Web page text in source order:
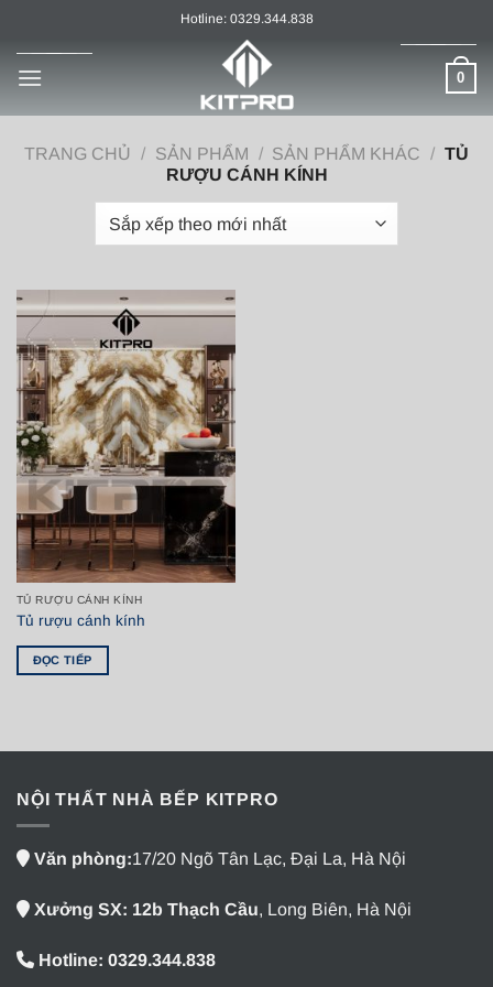
nội
Hotline: 0329.344.838
0
TRANG CHỦ / SẢN PHẨM / SẢN PHẨM KHÁC / TỦ
RƯỢU CÁNH KÍNH
TỦ RƯỢU CÁNH KÍNH
Tủ rượu cánh kính
ĐỌC TIẾP
NỘI THẤT NHÀ BẾP KITPRO
Văn phòng:17/20 Ngõ Tân Lạc, Đại La, Hà Nội
Xưởng SX: 12b Thạch Cầu, Long Biên, Hà Nội
Hotline: 0329.344.838